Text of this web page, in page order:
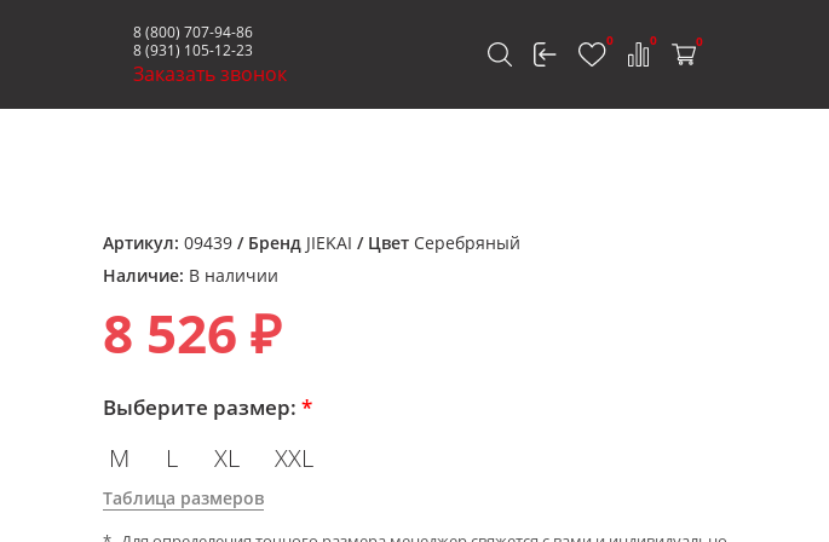
8 (800) 707-94-86
8 (931) 105-12-23
Заказать звонок
0 0 0
Артикул: 09439 / Бренд JIEKAI / Цвет Серебряный
Наличие: В наличии
8 526 ₽
Выберите размер: *
M L XL XXL
Таблица размеров